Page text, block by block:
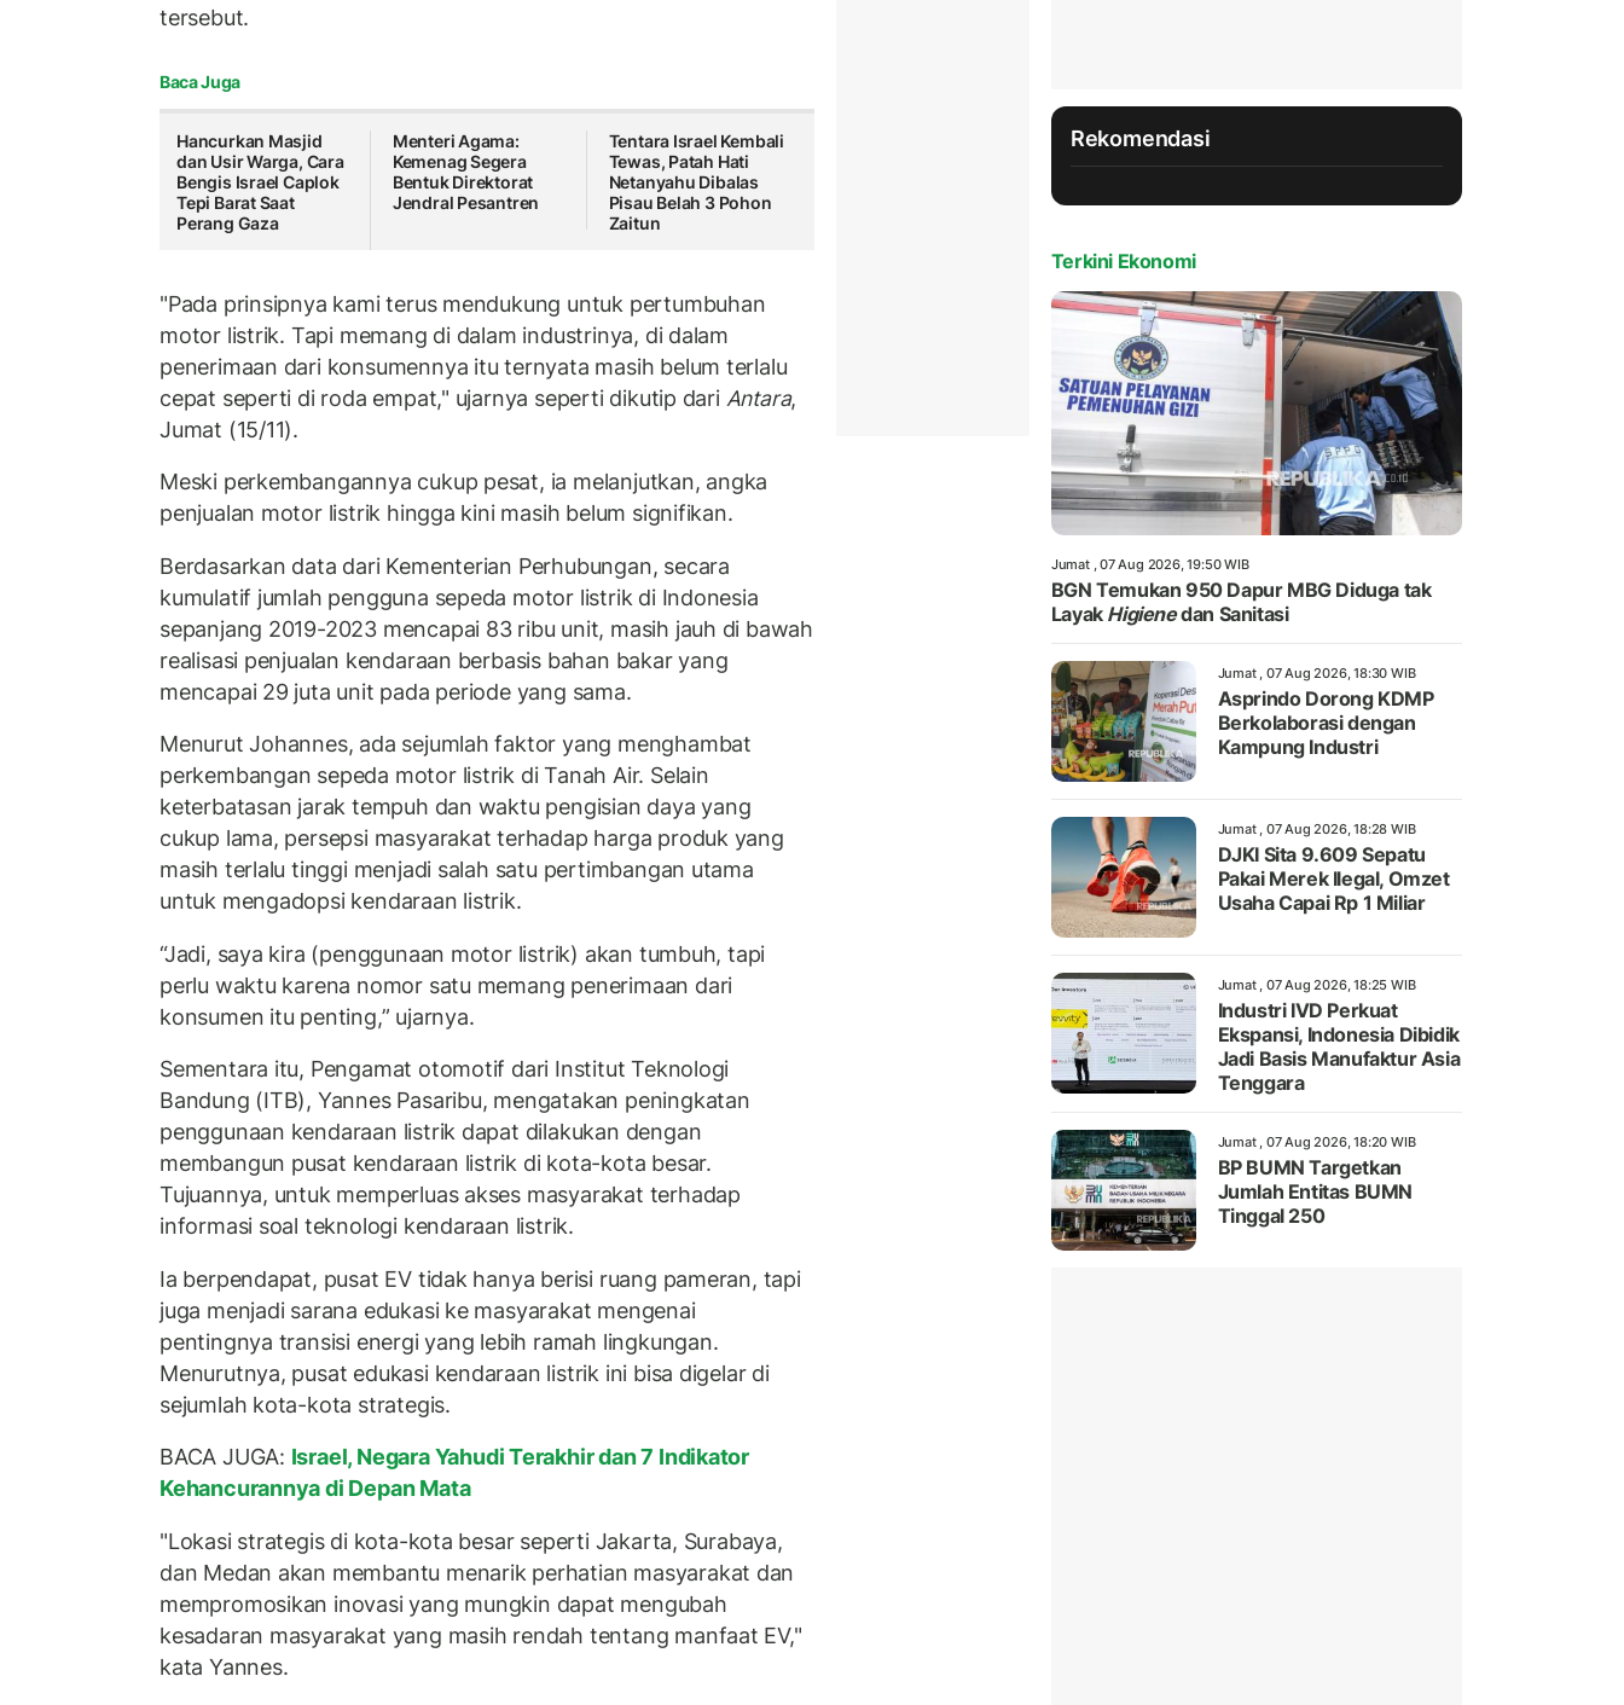
tersebut.
Baca Juga
Hancurkan Masjid
dan Usir Warga, Cara
Bengis Israel Caplok
Tepi Barat Saat
Perang Gaza
Menteri Agama:
Kemenag Segera
Bentuk Direktorat
Jendral Pesantren
Tentara Israel Kembali
Tewas, Patah Hati
Netanyahu Dibalas
Pisau Belah 3 Pohon
Zaitun
"Pada prinsipnya kami terus mendukung untuk pertumbuhan
motor listrik. Tapi memang di dalam industrinya, di dalam
penerimaan dari konsumennya itu ternyata masih belum terlalu
cepat seperti di roda empat," ujarnya seperti dikutip dari Antara,
Jumat (15/11).
Meski perkembangannya cukup pesat, ia melanjutkan, angka
penjualan motor listrik hingga kini masih belum signifikan.
Berdasarkan data dari Kementerian Perhubungan, secara
kumulatif jumlah pengguna sepeda motor listrik di Indonesia
sepanjang 2019-2023 mencapai 83 ribu unit, masih jauh di bawah
realisasi penjualan kendaraan berbasis bahan bakar yang
mencapai 29 juta unit pada periode yang sama.
Menurut Johannes, ada sejumlah faktor yang menghambat
perkembangan sepeda motor listrik di Tanah Air. Selain
keterbatasan jarak tempuh dan waktu pengisian daya yang
cukup lama, persepsi masyarakat terhadap harga produk yang
masih terlalu tinggi menjadi salah satu pertimbangan utama
untuk mengadopsi kendaraan listrik.
“Jadi, saya kira (penggunaan motor listrik) akan tumbuh, tapi
perlu waktu karena nomor satu memang penerimaan dari
konsumen itu penting,” ujarnya.
Sementara itu, Pengamat otomotif dari Institut Teknologi
Bandung (ITB), Yannes Pasaribu, mengatakan peningkatan
penggunaan kendaraan listrik dapat dilakukan dengan
membangun pusat kendaraan listrik di kota-kota besar.
Tujuannya, untuk memperluas akses masyarakat terhadap
informasi soal teknologi kendaraan listrik.
Ia berpendapat, pusat EV tidak hanya berisi ruang pameran, tapi
juga menjadi sarana edukasi ke masyarakat mengenai
pentingnya transisi energi yang lebih ramah lingkungan.
Menurutnya, pusat edukasi kendaraan listrik ini bisa digelar di
sejumlah kota-kota strategis.
BACA JUGA: Israel, Negara Yahudi Terakhir dan 7 Indikator
Kehancurannya di Depan Mata
"Lokasi strategis di kota-kota besar seperti Jakarta, Surabaya,
dan Medan akan membantu menarik perhatian masyarakat dan
mempromosikan inovasi yang mungkin dapat mengubah
kesadaran masyarakat yang masih rendah tentang manfaat EV,"
kata Yannes.
Rekomendasi
Terkini Ekonomi
Jumat , 07 Aug 2026, 19:50 WIB
BGN Temukan 950 Dapur MBG Diduga tak
Layak Higienedan Sanitasi
Jumat , 07 Aug 2026, 18:30 WIB
Asprindo Dorong KDMP
Berkolaborasi dengan
Kampung Industri
Jumat , 07 Aug 2026, 18:28 WIB
DJKI Sita 9.609 Sepatu
Pakai Merek Ilegal, Omzet
Usaha Capai Rp 1 Miliar
Jumat , 07 Aug 2026, 18:25 WIB
Industri IVD Perkuat
Ekspansi, Indonesia Dibidik
Jadi Basis Manufaktur Asia
Tenggara
Jumat , 07 Aug 2026, 18:20 WIB
BP BUMN Targetkan
Jumlah Entitas BUMN
Tinggal 250